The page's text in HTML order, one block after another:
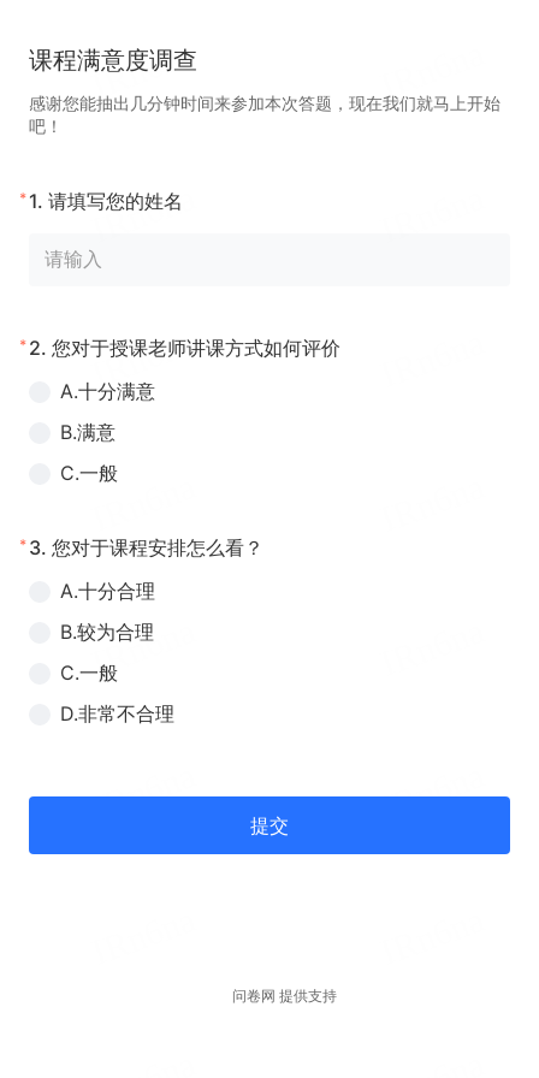
课程满意度调查
感谢您能抽出几分钟时间来参加本次答题，现在我们就马上开始
吧！
* 1. 请填写您的姓名
* 2. 您对于授课老师讲课方式如何评价
A.十分满意
B.满意
C.一般
* 3. 您对于课程安排怎么看？
A.十分合理
B.较为合理
C.一般
D.非常不合理
提交
问卷网 提供支持